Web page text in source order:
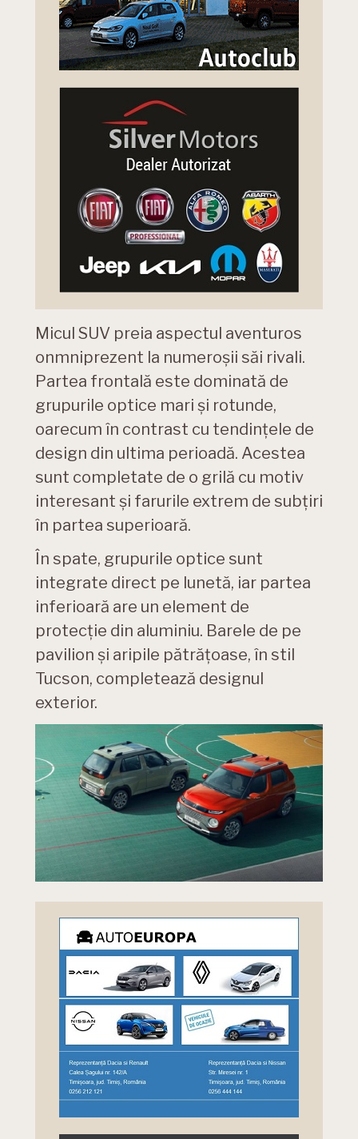
Micul SUV preia aspectul aventuros
onmniprezent la numeroșii săi rivali.
Partea frontală este dominată de
grupurile optice mari și rotunde,
oarecum în contrast cu tendințele de
design din ultima perioadă. Acestea
sunt completate de o grilă cu motiv
interesant și farurile extrem de subțiri
în partea superioară.
În spate, grupurile optice sunt
integrate direct pe lunetă, iar partea
inferioară are un element de
protecție din aluminiu. Barele de pe
pavilion și aripile pătrățoase, în stil
Tucson, completează designul
exterior.